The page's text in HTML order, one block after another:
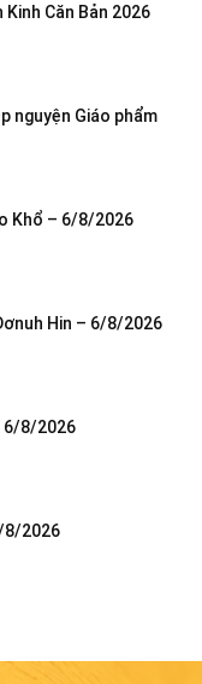
Kinh Căn Bản 2026
nguyện Giáo phẩm
Khổ – 6/8/2026
Hin – 6/8/2026
6/8/2026
8/2026